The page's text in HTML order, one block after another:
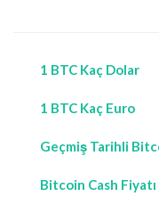
1 BTC Kaç Dolar
1 BTC Kaç Euro
Geçmiş Tarihli
Bitcoin Cash